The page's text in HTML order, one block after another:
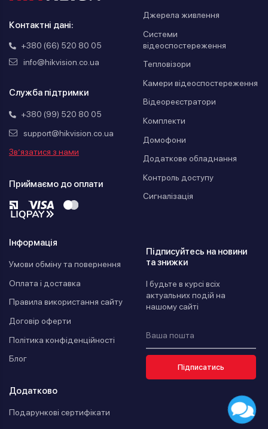
Контактні дані:
+380 (66) 520 80 05
info@hikvision.co.ua
Служба підтримки
+380 (99) 520 80 05
support@hikvision.co.ua
Зв’язатися з нами
Приймаємо до оплати
Джерела живлення
Системи
відеоспостереження
Тепловізори
Камери відеоспостереження
Відеореєстратори
Комплекти
Домофони
Додаткове обладнання
Контроль доступу
Сигналізація
Інформація
Умови обміну та повернення
Оплата і доставка
Правила використання сайту
Договір оферти
Політика конфіденційності
Блог
Додатково
Подарункові сертифікати
Підписуйтесь на новини
та знижки
І будьте в курсі всіх
актуальних подій на
нашому сайті
Підписатись